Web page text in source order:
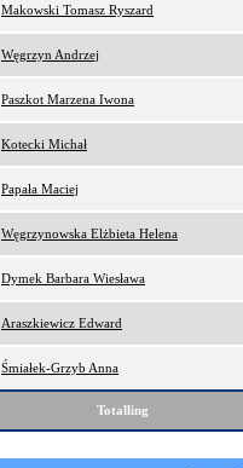
Makowski Tomasz Ryszard
Węgrzyn Andrzej
Paszkot Marzena Iwona
Kotecki Michał
Papała Maciej
Węgrzynowska Elżbieta Helena
Dymek Barbara Wiesława
Araszkiewicz Edward
Śmiałek-Grzyb Anna
Totalling